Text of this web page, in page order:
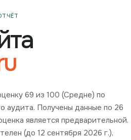
69 из 100 (Средне) по
аудита. Получены данные по 26
является предварительной.
(до 12 сентября 2026 г.),